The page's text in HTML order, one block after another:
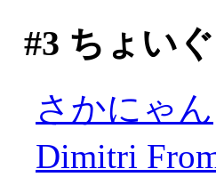
#3 ちょい
さかにゃん
Dimitri